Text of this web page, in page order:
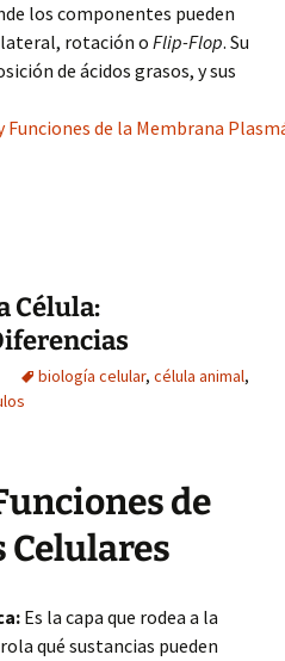
los componentes pueden
rotación oFlip-Flop. Su
de ácidos grasos, y sus
de la Membrana
Célula:
biología celular, célula animal,
de
Celulares
Es la capa que rodea a la
qué sustancias pueden